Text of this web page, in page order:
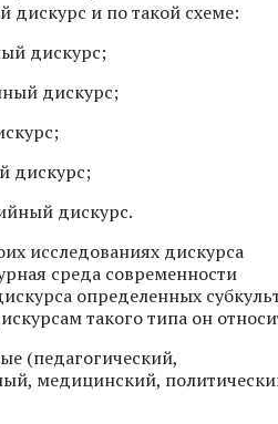
дискурс и по такой схеме:
дискурс;
дискурс;
дискурс;
дискурс.
исследованиях дискурса
среда современности
определенных
такого типа он
(педагогический,
медицинский,